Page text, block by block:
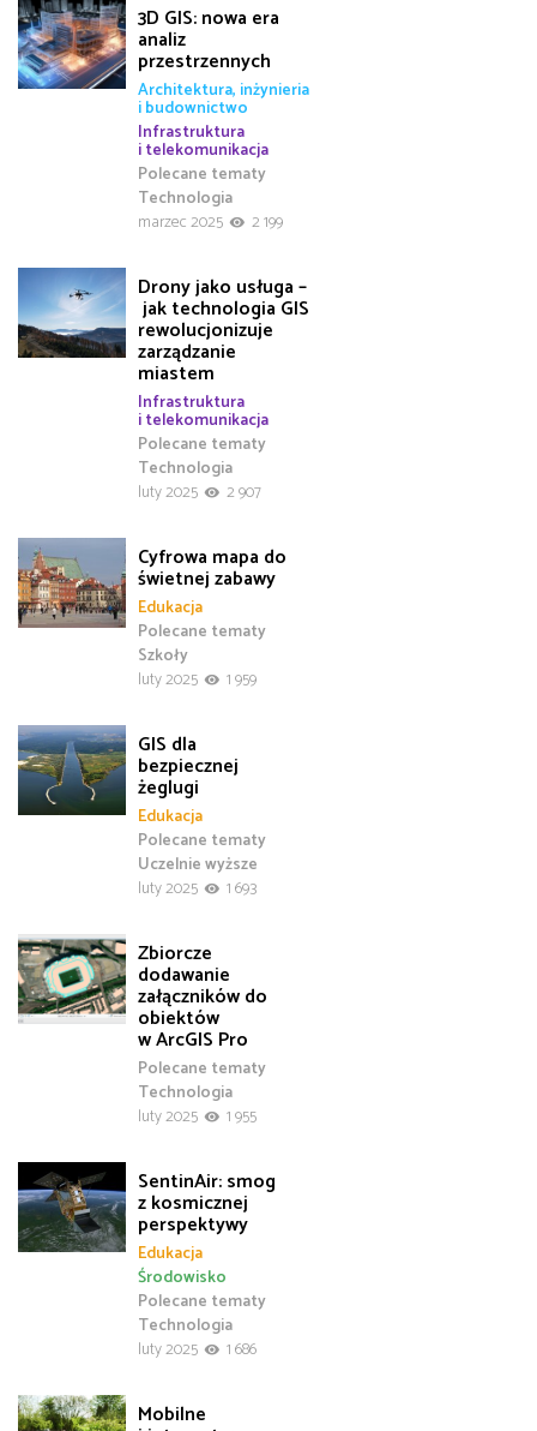
3D GIS: nowa era
analiz
przestrzennych
Architektura, inżynieria
i budownictwo
Infrastruktura
i telekomunikacja
Polecane tematy
Technologia
marzec 2025
2 199
Drony jako usługa –
jak technologia GIS
rewolucjonizuje
zarządzanie
miastem
Infrastruktura
i telekomunikacja
Polecane tematy
Technologia
luty 2025
2 907
Cyfrowa mapa do
świetnej zabawy
Edukacja
Polecane tematy
Szkoły
luty 2025
1 959
GIS dla
bezpiecznej
żeglugi
Edukacja
Polecane tematy
Uczelnie wyższe
luty 2025
1 693
Zbiorcze
dodawanie
załączników do
obiektów
w ArcGIS Pro
Polecane tematy
Technologia
luty 2025
1 955
SentinAir: smog
z kosmicznej
perspektywy
Edukacja
Polecane tematy
Środowisko
Technologia
luty 2025
1 686
Mobilne